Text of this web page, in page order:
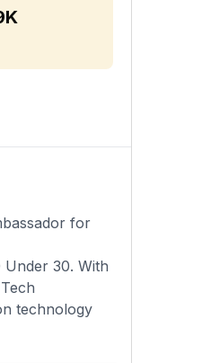
for
30. With
technology